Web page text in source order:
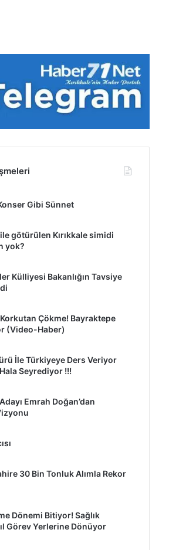
Gibi Sünnet
götürülen Kırıkkale simidi
yok?
Külliyesi Bakanlığın Tavsiye
Çökme! Bayraktepe
(Video-Haber)
İle Türkiyeye Ders Veriyor
Seyrediyor !!!
Emrah Doğan’dan
30 Bin Tonluk Alımla Rekor
Dönemi Bitiyor! Sağlık
Görev Yerlerine Dönüyor